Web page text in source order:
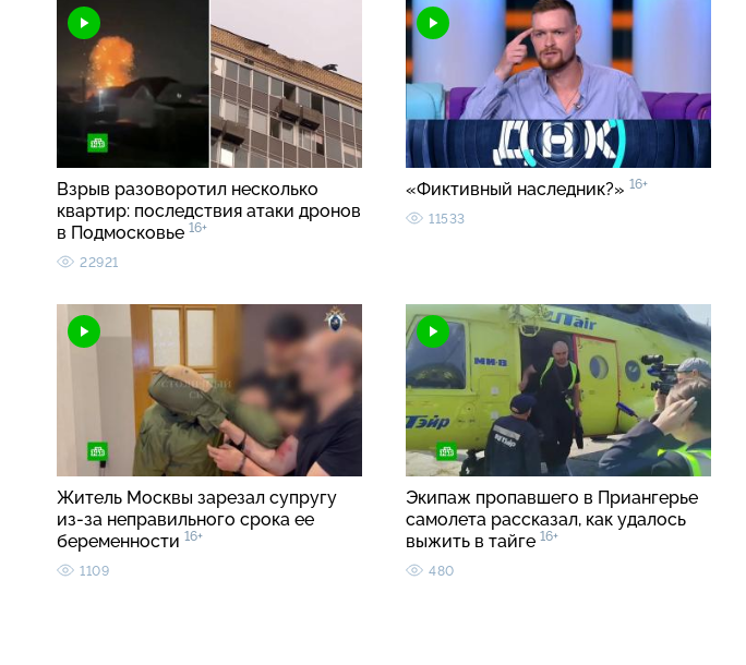
Взрыв разоворотил несколько
квартир: последствия атаки дронов
в Подмосковье 16+
22921
«Фиктивный наследник?» 16+
11533
Житель Москвы зарезал супругу
из-за неправильного срока ее
беременности 16+
1109
Экипаж пропавшего в Приангерье
самолета рассказал, как удалось
выжить в тайге 16+
480